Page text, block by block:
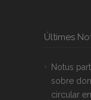
Últimes
Notus
sobre
circular